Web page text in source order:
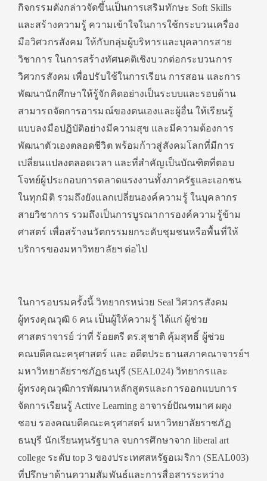
กิจกรรมดังกล่าวจัดขึ้นเป็นการเสริมทักษะ Soft Skills
และสร้างความรู้ ความเข้าใจในการใช้กระบวนเครื่อง
มือวิศวกรสังคม ให้กับกลุ่มผู้บริหารและบุคลากรสาย
วิชาการ ในการสร้างทัศนคติเชิงบวกต่อกระบวนการ
วิศวกรสังคม เพื่อปรับใช้ในการเรียน การสอน และการ
พัฒนานักศึกษาให้รู้จักคิดอย่างเป็นระบบและรอบด้าน
สามารถจัดการอารมณ์ของตนเองและผู้อื่น ให้เรียนรู้
แบบลงมือปฏิบัติอย่างมีความสุข และมีความต้องการ
พัฒนาตัวเองตลอดชีวิต พร้อมก้าวสู่สังคมโลกที่มีการ
เปลี่ยนแปลงตลอดเวลา และที่สำคัญเป็นบัณฑิตที่ตอบ
โจทย์ผู้ประกอบการตลาดแรงงานทั้งภาครัฐและเอกชน
ในทุกมิติ รวมถึงยังแลกเปลี่ยนองค์ความรู้ ในบุคลากร
สายวิชาการ รวมถึงเป็นการบูรณาการองค์ความรู้ข้าม
ศาสตร์ เพื่อสร้างนวัตกรรมยกระดับชุมชนหรือพื้นที่ให้
บริการของมหาวิทยาลัยฯ ต่อไป
ในการอบรมครั้งนี้ วิทยากรหน่วย Seal วิศวกรสังคม
ผู้ทรงคุณวุฒิ 6 คน เป็นผู้ให้ความรู้ ได้แก่ ผู้ช่วย
ศาสตราจารย์ ว่าที่ ร้อยตรี ดร.สุชาติ คุ้มสุทธิ์ ผู้ช่วย
คณบดีคณะครุศาสตร์ และ อดีตประธานสภาคณาจารย์ฯ
มหาวิทยาลัยราชภัฏธนบุรี (SEAL024) วิทยากรและ
ผู้ทรงคุณวุฒิการพัฒนาหลักสูตรและการออกแบบการ
จัดการเรียนรู้ Active Learning อาจารย์ปัณฑมาศ ผดุง
ชอบ รองคณบดีคณะครุศาสตร์ มหาวิทยาลัยราชภัฏ
ธนบุรี นักเรียนทุนรัฐบาล จบการศึกษาจาก liberal art
college ระดับ top 3 ของประเทศสหรัฐอเมริกา (SEAL003)
ที่ปรึกษาด้านความสัมพันธ์และการสื่อสารระหว่าง